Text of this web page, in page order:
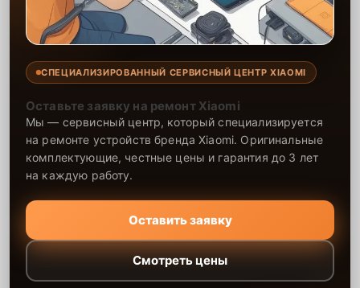
СПЕЦИАЛИЗИРОВАННЫЙ СЕРВИСНЫЙ ЦЕНТР XIAOMI
Оставьте заявку на ремонт Xiaomi
Мы — сервисный центр, который специализируется
на ремонте устройств бренда Xiaomi. Оригинальные
комплектующие, честные цены и гарантия до 3 лет
на каждую работу.
Оставить заявку
Смотреть цены